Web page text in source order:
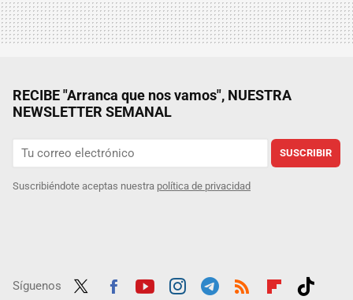
RECIBE "Arranca que nos vamos", NUESTRA
NEWSLETTER SEMANAL
SUSCRIBIR
Suscribiéndote aceptas nuestra política de privacidad
Síguenos